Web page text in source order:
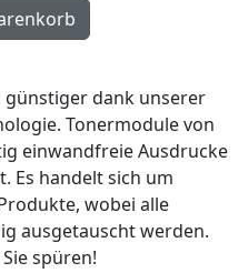
dank unserer
Tonermodule von
einwandfreie Ausdrucke
Es handelt sich um
wobei alle
ausgetauscht werden.
spüren!